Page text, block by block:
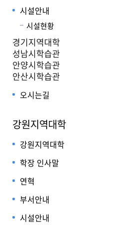
시설안내
시설현황
경기지역대학
성남시학습관
안양시학습관
안산시학습관
오시는길
강원지역대학
강원지역대학
학장 인사말
연혁
부서안내
시설안내